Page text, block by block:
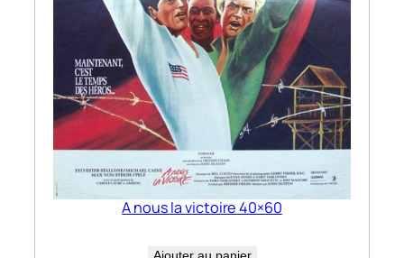
A nous la victoire 40×60